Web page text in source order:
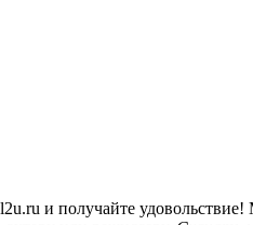
и получайте